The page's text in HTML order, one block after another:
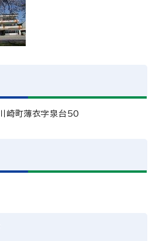
町薄衣字泉台50